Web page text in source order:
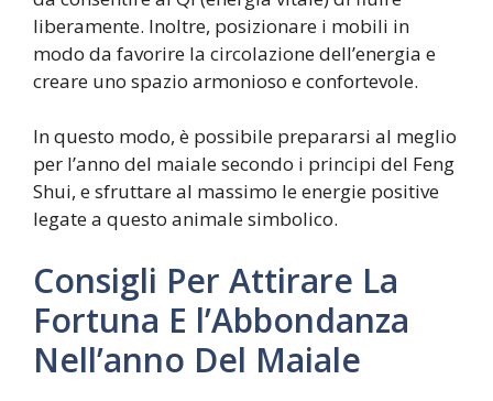
liberamente. Inoltre, posizionare i mobili in
modo da favorire la circolazione dell’energia e
creare uno spazio armonioso e confortevole.
In questo modo, è possibile prepararsi al meglio
per l’anno del maiale secondo i principi del Feng
Shui, e sfruttare al massimo le energie positive
legate a questo animale simbolico.
Consigli Per Attirare La
Fortuna E l’Abbondanza
Nell’anno Del Maiale